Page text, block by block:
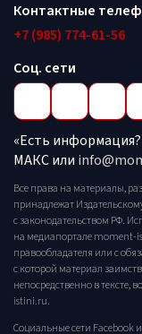
Контактные
+7 (985) 774-61-56
Соц. сети
«Есть
МАКС или
Все права на материалы,
принадлежат
с законодательством РФ.
на медиапортале moment-
правообладателя или с
с которой материал
непосредственно в
istini.ru.
Социальные сети